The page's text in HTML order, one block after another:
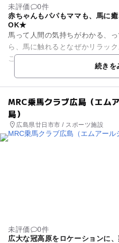
未評価
0件
赤ちゃんもパパもママも、馬に
OK★
馬って人間の気持ちがわかる、
ら、馬に触れるとなぜかリラッ
ここ、エオの谷はホースセラピ
続きを
MRC乗馬クラブ広島（エム
島）
広島県廿日市市 / スポーツ施設
未評価
0件
広大な冠高原をロケーションに